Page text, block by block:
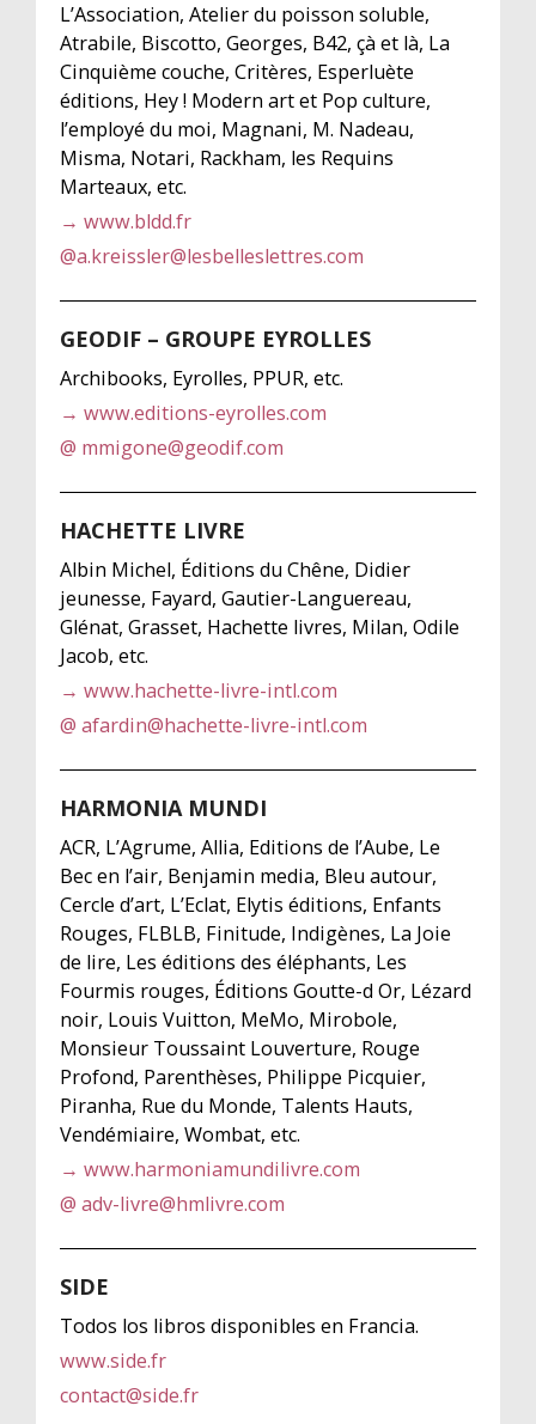
L’Association, Atelier du poisson soluble,
Atrabile, Biscotto, Georges, B42, çà et là, La
Cinquième couche, Critères, Esperluète
éditions, Hey ! Modern art et Pop culture,
l’employé du moi, Magnani, M. Nadeau,
Misma, Notari, Rackham, les Requins
Marteaux, etc.
→ www.bldd.fr
@a.kreissler@lesbelleslettres.com
GEODIF – GROUPE EYROLLES
Archibooks, Eyrolles, PPUR, etc.
→ www.editions-eyrolles.com
@ mmigone@geodif.com
HACHETTE LIVRE
Albin Michel, Éditions du Chêne, Didier
jeunesse, Fayard, Gautier-Languereau,
Glénat, Grasset, Hachette livres, Milan, Odile
Jacob, etc.
→ www.hachette-livre-intl.com
@ afardin@hachette-livre-intl.com
HARMONIA MUNDI
ACR, L’Agrume, Allia, Editions de l’Aube, Le
Bec en l’air, Benjamin media, Bleu autour,
Cercle d’art, L’Eclat, Elytis éditions, Enfants
Rouges, FLBLB, Finitude, Indigènes, La Joie
de lire, Les éditions des éléphants, Les
Fourmis rouges, Éditions Goutte-d Or, Lézard
noir, Louis Vuitton, MeMo, Mirobole,
Monsieur Toussaint Louverture, Rouge
Profond, Parenthèses, Philippe Picquier,
Piranha, Rue du Monde, Talents Hauts,
Vendémiaire, Wombat, etc.
→ www.harmoniamundilivre.com
@ adv-livre@hmlivre.com
SIDE
Todos los libros disponibles en Francia.
www.side.fr
contact@side.fr